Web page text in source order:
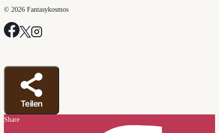
© 2026 Fantasykosmos
Teilen
Share